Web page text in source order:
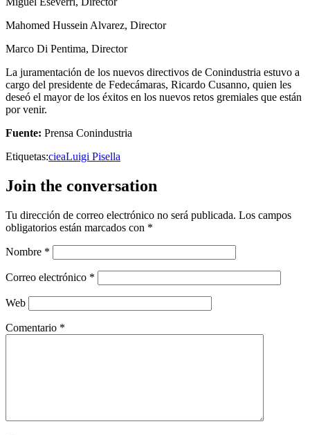
Mahomed Hussein Alvarez, Director
Marco Di Pentima, Director
La juramentación de los nuevos directivos de Conindustria estuvo a
cargo del presidente de Fedecámaras, Ricardo Cusanno, quien les
deseó el mayor de los éxitos en los nuevos retos gremiales que están
por venir.
Fuente: Prensa Conindustria
Etiquetas:cieaLuigi Pisella
Join the conversation
Tu dirección de correo electrónico no será publicada. Los campos
obligatorios están marcados con *
Nombre *
Correo electrónico *
Web
Comentario *